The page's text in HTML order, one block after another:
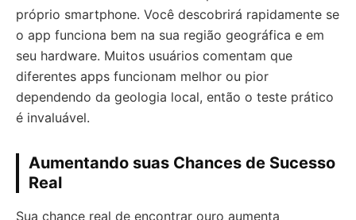
próprio smartphone. Você descobrirá rapidamente se
o app funciona bem na sua região geográfica e em
seu hardware. Muitos usuários comentam que
diferentes apps funcionam melhor ou pior
dependendo da geologia local, então o teste prático
é invaluável.
Aumentando suas Chances de Sucesso
Real
Sua chance real de encontrar ouro aumenta